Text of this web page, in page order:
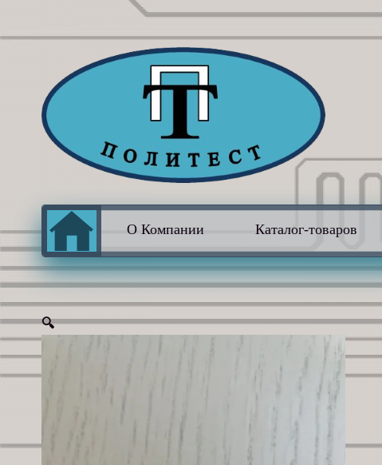
О Компании Каталог-товаров
🔍